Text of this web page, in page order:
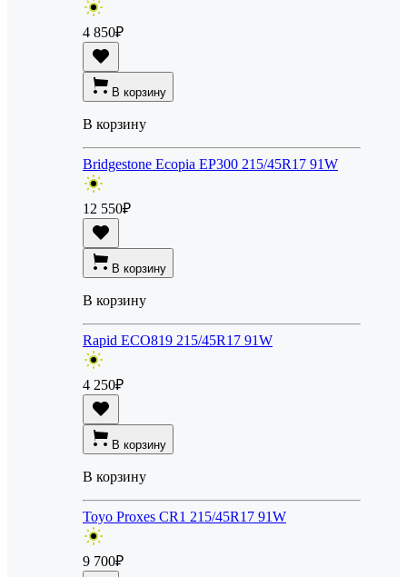
4 850₽
В корзину
В корзину
Bridgestone Ecopia EP300 215/45R17 91W
12 550₽
В корзину
В корзину
Rapid ECO819 215/45R17 91W
4 250₽
В корзину
В корзину
Toyo Proxes CR1 215/45R17 91W
9 700₽